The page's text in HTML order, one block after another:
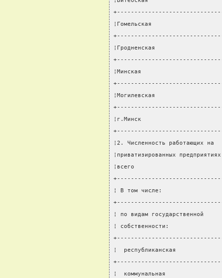
¦Гомельская
¦Гродненская
¦Минская
¦Могилевская
¦г.Минск
¦2. Численность
¦приватизированных
¦всего
¦ В том числе:
¦ по видам
¦ собственности:
¦  республиканская
¦  коммунальная